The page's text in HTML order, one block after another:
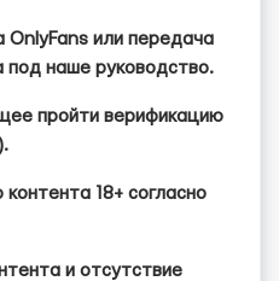
OnlyFans или передача
наше руководство.
пройти верификацию
18+ согласно
и отсутствие